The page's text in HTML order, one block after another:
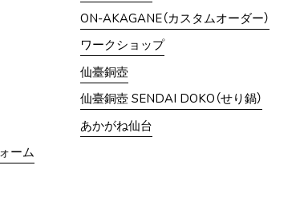
ーム
ON-AKAGANE（カスタムオーダー）
ワークショップ
仙臺銅壺
仙臺銅壺 SENDAI DOKO（せり鍋）
あかがね仙台